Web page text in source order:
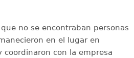
no se encontraban personas
en el lugar en
coordinaron con la empresa